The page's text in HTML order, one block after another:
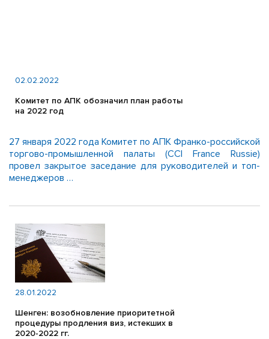
02.02.2022
Комитет по АПК обозначил план работы
на 2022 год
27 января 2022 года Комитет по АПК Франко-российской
торгово-промышленной палаты (CCI France Russie)
провел закрытое заседание для руководителей и топ-
менеджеров …
28.01.2022
Шенген: возобновление приоритетной
процедуры продления виз, истекших в
2020-2022 гг.